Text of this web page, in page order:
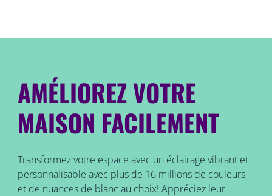
AMÉLIOREZ VOTRE
MAISON FACILEMENT
Transformez votre espace avec un éclairage vibrant et
personnalisable avec plus de 16 millions de couleurs
et de nuances de blanc au choix! Appréciez leur